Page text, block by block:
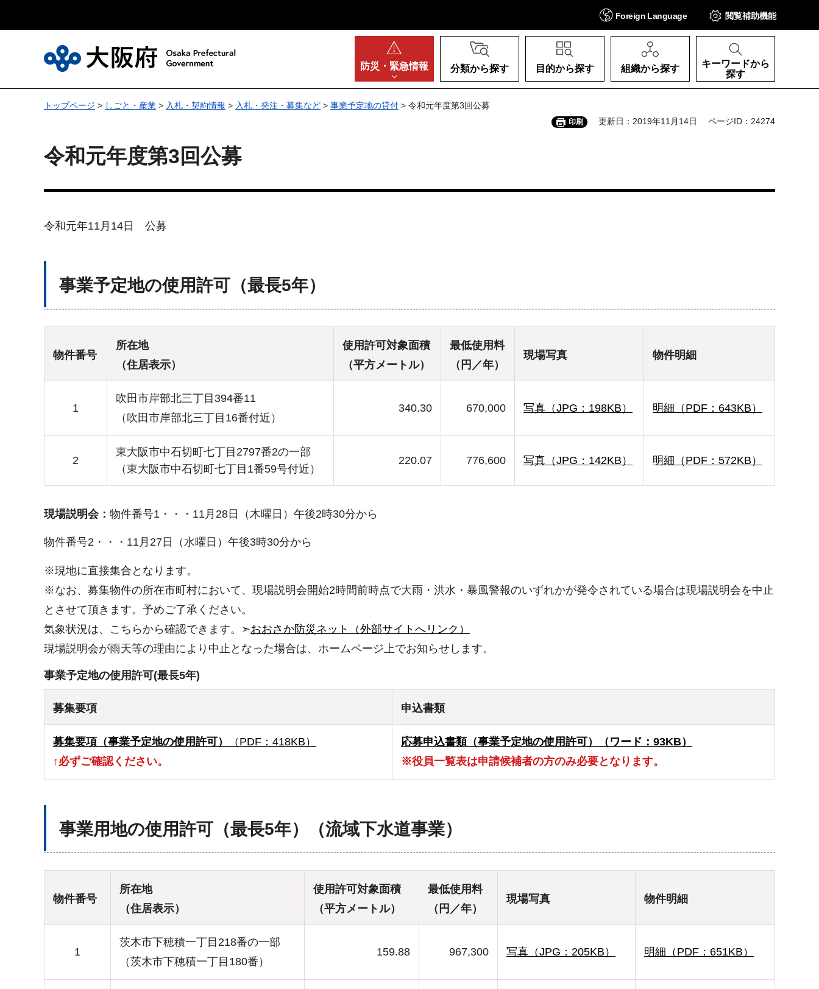
Foreign Language 閲覧補助機能
防災・ 緊急情報 分類から探す 目的から探す 組織から探す
キーワードから
探す
トップページ > しごと・産業 > 入札・契約情報 > 入札・発注・募集など > 事業予定地の貸付 > 令和元年度第3回公募
印刷 更新日：2019年11月14日 ページID：24274
令和元年度第3回公募
令和元年11月14日 公募
事業予定地の使用許可（最長5年）
物件番号
所在地
（住居表示）
使用許可対象面積
（平方メートル）
最低使用料
（円／年）
現場写真 物件明細
1
吹田市岸部北三丁目394番11
（吹田市岸部北三丁目16番付近）
340.30 670,000 写真（JPG：198KB） 明細（PDF：643KB）
2
東大阪市中石切町七丁目2797番2の一部
（東大阪市中石切町七丁目1番59号付近）
220.07 776,600 写真（JPG：142KB） 明細（PDF：572KB）
現場説明会： 物件番号1・・・11月28日（木曜日）午後2時30分から
物件番号2・・・11月27日（水曜日）午後3時30分から
※現地に直接集合となります。
※なお、募集物件の所在市町村において、現場説明会開始2時間前時点で大雨・洪水・暴風警報のいずれかが発令されている場合は現場説明会を中止
とさせて頂きます。予めご了承ください。
気象状況は、こちらから確認できます。➣おおさか防災ネット（外部サイトへリンク）
現場説明会が雨天等の理由により中止となった場合は、ホームページ上でお知らせします。
事業予定地の使用許可(最長5年)
募集要項 申込書類
募集要項（事業予定地の使用許可）
（PDF：418KB）
↑必ずご確認ください。
応募申込書類（事業予定地の使用許可）（ワード：93KB）
※役員一覧表は申請候補者の方のみ必要となります。
事業用地の使用許可（最長5年）（流域下水道事業）
物件番号
所在地
（住居表示）
使用許可対象面積
（平方メートル）
最低使用料
（円／年）
現場写真 物件明細
1
茨木市下穂積一丁目218番の一部
（茨木市下穂積一丁目180番）
159.88 967,300 写真（JPG：205KB） 明細（PDF：651KB）